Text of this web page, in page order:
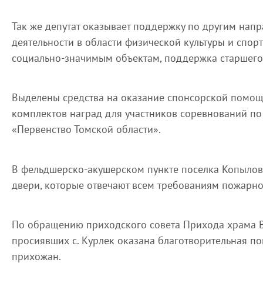
Так же депутат оказывает поддержку по другим
деятельности в области физической культуры и
социально-значимым объектам, поддержка
Выделены средства на оказание спонсорской
комплектов наград для участников соревнований
«Первенство Томской области».
В фельдшерско-акушерском пункте поселка
двери, которые отвечают всем требованиям
По обращению приходского совета Прихода храма
просиявших с. Курлек оказана благотворительная
прихожан.